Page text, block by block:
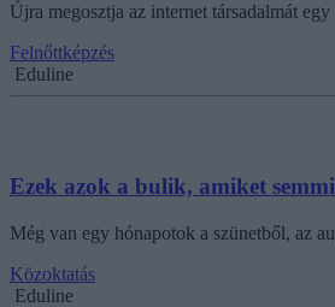
Újra megosztja az internet társadalmát
Felnőttképzés
Eduline
Ezek azok a bulik, amiket
Még van egy hónapotok a szünetből, az
Közoktatás
Eduline